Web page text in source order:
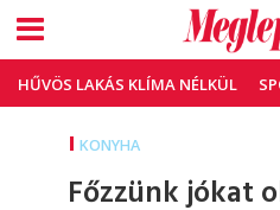
HŰVÖS LAKÁS KLÍMA NÉLKÜL
KONYHA
Főzzünk jókat